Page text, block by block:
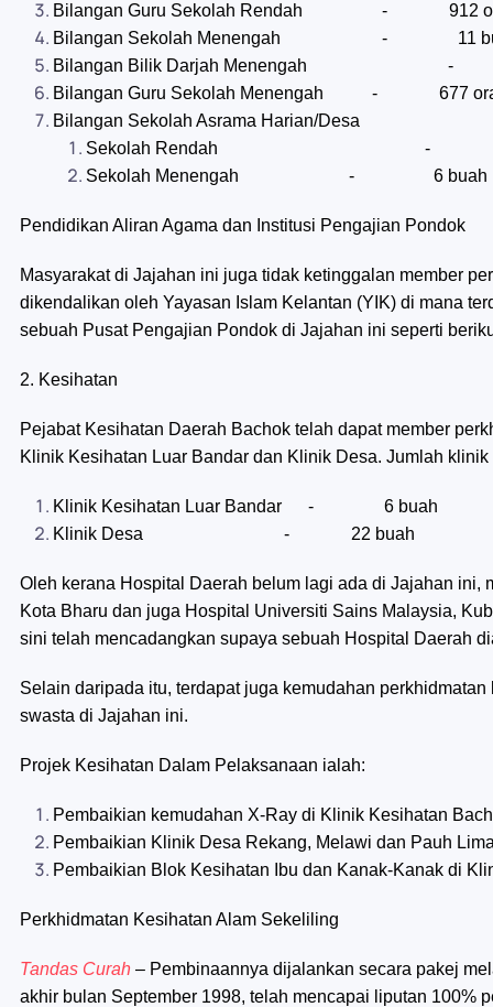
Bilangan Guru Sekolah Rendah - 912
Bilangan Sekolah Menengah - 11
Bilangan Bilik Darjah Menengah -
Bilangan Guru Sekolah Menengah - 677
Bilangan Sekolah Asrama Harian/Desa
Sekolah Rendah - 1
Sekolah Menengah - 6 buah
Pendidikan Aliran Agama dan Institusi Pengajian Pondok
Masyarakat di Jajahan ini juga tidak ketinggalan member
dikendalikan oleh Yayasan Islam Kelantan (YIK) di mana
sebuah Pusat Pengajian Pondok di Jajahan ini seperti
2. Kesihatan
Pejabat Kesihatan Daerah Bachok telah dapat member
Klinik Kesihatan Luar Bandar dan Klinik Desa. Jumlah
Klinik Kesihatan Luar Bandar - 6 buah
Klinik Desa - 22 buah
Oleh kerana Hospital Daerah belum lagi ada di Jajahan
Kota Bharu dan juga Hospital Universiti Sains Malaysia,
sini telah mencadangkan supaya sebuah Hospital Daerah
Selain daripada itu, terdapat juga kemudahan
swasta di Jajahan ini.
Projek Kesihatan Dalam Pelaksanaan ialah:
Pembaikian kemudahan X-Ray di Klinik Kesihatan
Pembaikian Klinik Desa Rekang, Melawi dan Pauh
Pembaikian Blok Kesihatan Ibu dan Kanak-Kanak di
Perkhidmatan Kesihatan Alam Sekeliling
Tandas Curah – Pembinaannya dijalankan secara pakej
akhir bulan September 1998, telah mencapai liputan 100%